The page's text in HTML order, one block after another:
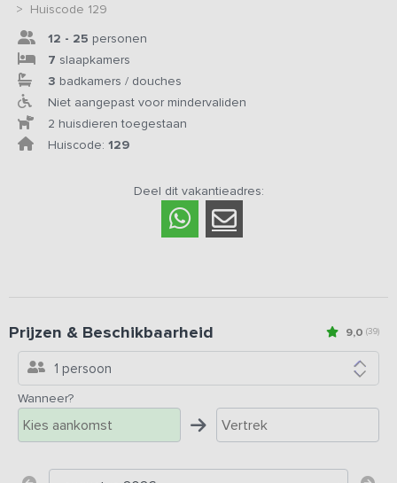
> Huiscode 129
12 - 25 personen
7 slaapkamers
3 badkamers / douches
Niet aangepast voor mindervaliden
2 huisdieren toegestaan
Huiscode: 129
Deel dit vakantieadres:
9,0 (39)
Prijzen & Beschikbaarheid
1 persoon
Wanneer?